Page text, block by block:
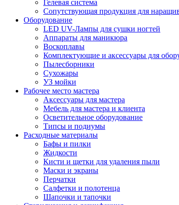
Гелевая система
Сопутствующая продукция для
Оборудование
LED UV-Лампы для сушки ногтей
Аппараты для маникюра
Воскоплавы
Комплектующие и аксессуары для
Пылесборники
Сухожары
УЗ мойки
Рабочее место мастера
Аксессуары для мастера
Мебель для мастера и клиента
Осветительное оборудование
Типсы и подиумы
Расходные материалы
Бафы и пилки
Жидкости
Кисти и щетки для удаления пыли
Маски и экраны
Перчатки
Салфетки и полотенца
Шапочки и тапочки